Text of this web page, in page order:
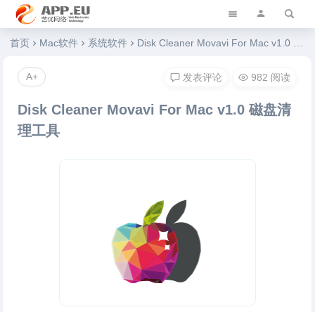
艺优软件乐园
首页 Mac软件 系统软件 Disk Cleaner Movavi For Mac v1.0 磁盘清理工具
Disk Cleaner Movavi For Mac v1.0 磁盘清
理工具
发表评论 982 阅读
A+